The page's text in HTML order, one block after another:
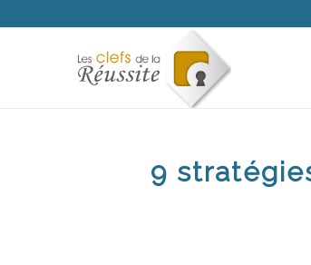
9